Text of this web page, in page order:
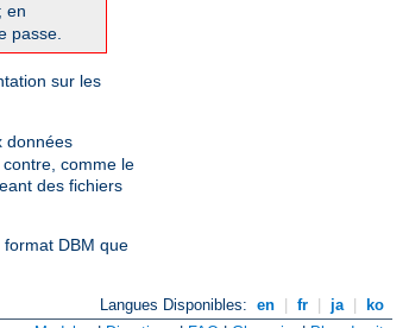
en
passe.
sur les
données
comme le
des fichiers
DBM que
Langues Disponibles: en fr ja
ko